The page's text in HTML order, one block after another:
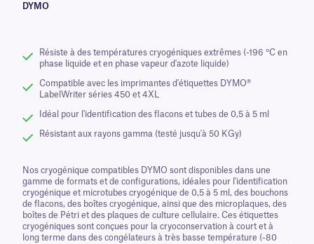
DYMO
Résiste à des températures cryogéniques extrêmes (-196 °C en
phase liquide et en phase vapeur d'azote liquide)
Compatible avec les imprimantes d'étiquettes DYMO®
LabelWriter séries 450 et 4XL
Idéal pour l'identification des flacons et tubes de 0,5 à 5 ml
Résistant aux rayons gamma (testé jusqu'à 50 KGy)
Nos cryogénique compatibles DYMO sont disponibles dans une
gamme de formats et de configurations, idéales pour l'identification
cryogénique et microtubes cryogénique de 0,5 à 5 ml, des bouchons
de flacons, des boîtes cryogénique, ainsi que des microplaques, des
boîtes de Pétri et des plaques de culture cellulaire. Ces étiquettes
cryogéniques sont conçues pour la cryoconservation à court et à
long terme dans des congélateurs à très basse température (-80